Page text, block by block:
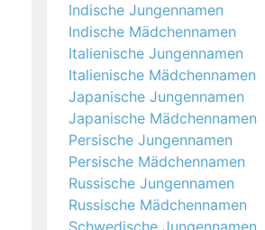
Indische Jungennamen
Indische Mädchennamen
Italienische Jungennamen
Italienische Mädchennamen
Japanische Jungennamen
Japanische Mädchennamen
Persische Jungennamen
Persische Mädchennamen
Russische Jungennamen
Russische Mädchennamen
Schwedische Jungennamen